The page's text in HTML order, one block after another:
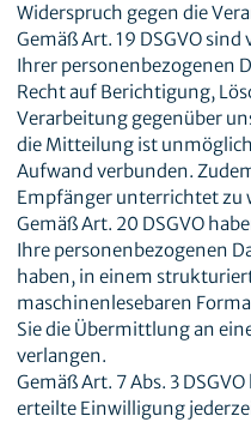
Widerspruch gegen die
Gemäß Art. 19 DSGVO
Ihrer personenbezogenen
Recht auf Berichtigung,
Verarbeitung gegenüber
die Mitteilung ist
Aufwand verbunden.
Empfänger unterrichtet zu
Gemäß Art. 20 DSGVO
Ihre personenbezogenen
haben, in einem
maschinenlesebaren
Sie die Übermittlung an
verlangen.
Gemäß Art. 7 Abs. 3
erteilte Einwilligung